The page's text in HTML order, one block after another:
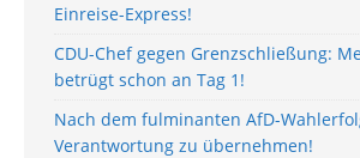
Einreise-Express!
CDU-Chef gegen Grenzschließung:
betrügt schon an Tag 1!
Nach dem fulminanten AfD-
Verantwortung zu übernehmen!